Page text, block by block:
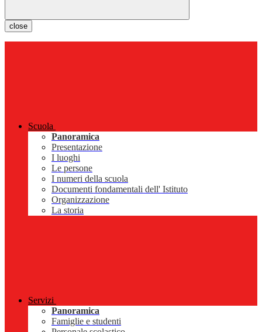
close
Scuola
Panoramica
Presentazione
I luoghi
Le persone
I numeri della scuola
Documenti fondamentali dell' Istituto
Organizzazione
La storia
Servizi
Panoramica
Famiglie e studenti